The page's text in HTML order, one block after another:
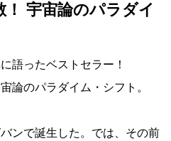
！ 宇宙論のパラダイ
語ったベストセラー！
論のパラダイム・シフト。
ンで誕生した。では、その前